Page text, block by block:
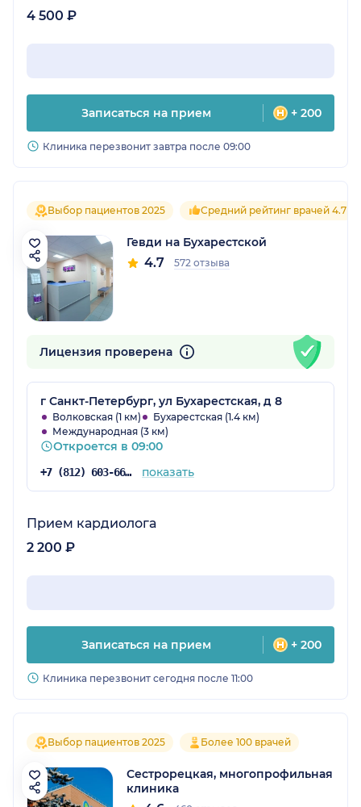
4 500 ₽
Записаться на прием + 200
Клиника перезвонит завтра после 09:00
Выбор пациентов 2025 Средний рейтинг врачей 4.7
Гевди на Бухарестской
4.7 572 отзыва
Лицензия проверена
г Санкт-Петербург, ул Бухарестская, д 8
Волковская (1 км)
Бухарестская (1.4 км)
Международная (3 км)
Откроется в 09:00
+7 (812) 603-66-35 показать
Прием кардиолога
2 200 ₽
Записаться на прием + 200
Клиника перезвонит сегодня после 11:00
Выбор пациентов 2025 Более 100 врачей
Сестрорецкая, многопрофильная
клиника